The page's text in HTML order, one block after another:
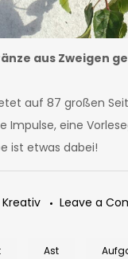
aus Zweigen
auf 87 großen
Impulse, eine
ist etwas dabei!
Kreativ Leave a
Ast